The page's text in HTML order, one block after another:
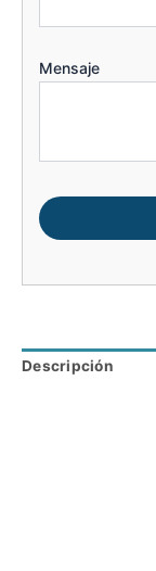
Mensaje
Descripción